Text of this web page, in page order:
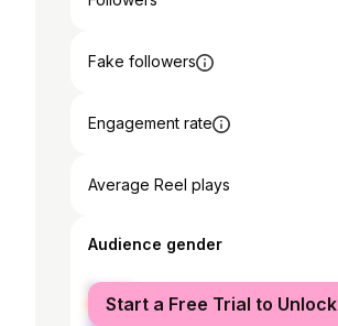
Fake followers
Engagement rate
Average Reel plays
Audience gender
female
male
Start a Free Trial to Unlock